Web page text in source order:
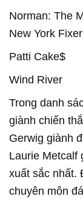
Norman: The
New York Fixer
Patti Cake$
Wind River
Trong danh
giành chiến
Gerwig giành
Laurie Metcalf
xuất sắc nhất.
chuyên môn